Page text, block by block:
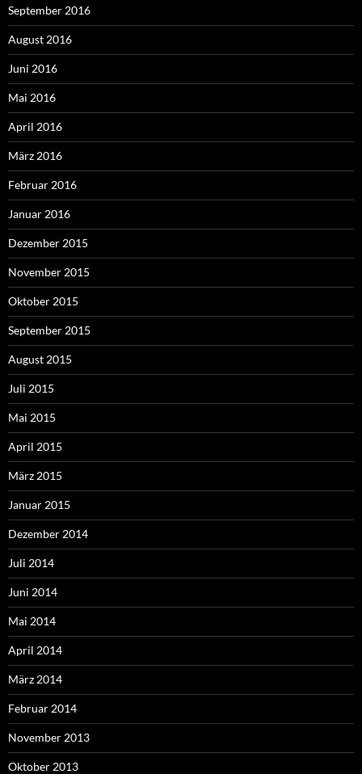
September 2016
August 2016
Juni 2016
Mai 2016
April 2016
März 2016
Februar 2016
Januar 2016
Dezember 2015
November 2015
Oktober 2015
September 2015
August 2015
Juli 2015
Mai 2015
April 2015
März 2015
Januar 2015
Dezember 2014
Juli 2014
Juni 2014
Mai 2014
April 2014
März 2014
Februar 2014
November 2013
Oktober 2013